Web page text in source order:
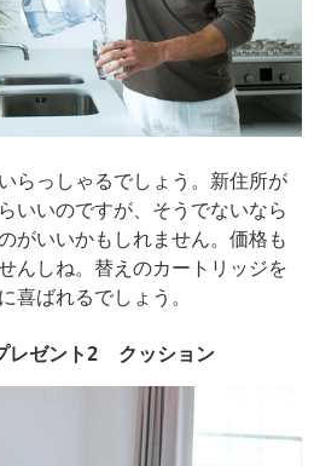
らっしゃるでしょう。新住所が
いいのですが、そうでないなら
がいいかもしれません。価格も
んしね。替えのカートリッジを
喜ばれるでしょう。
レゼント2 クッション